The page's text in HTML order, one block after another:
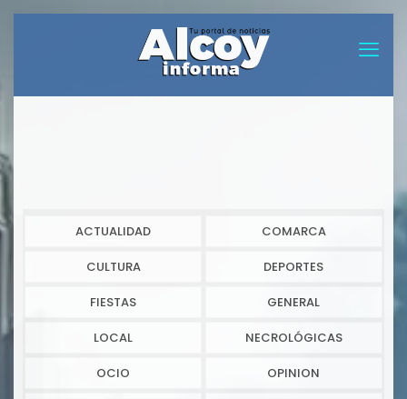
ACTUALIDAD COMARCA
CULTURA DEPORTES
FIESTAS GENERAL
LOCAL NECROLÓGICAS
OCIO OPINION